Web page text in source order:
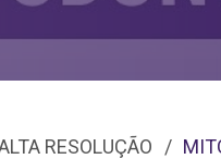
RESOLUÇÃO